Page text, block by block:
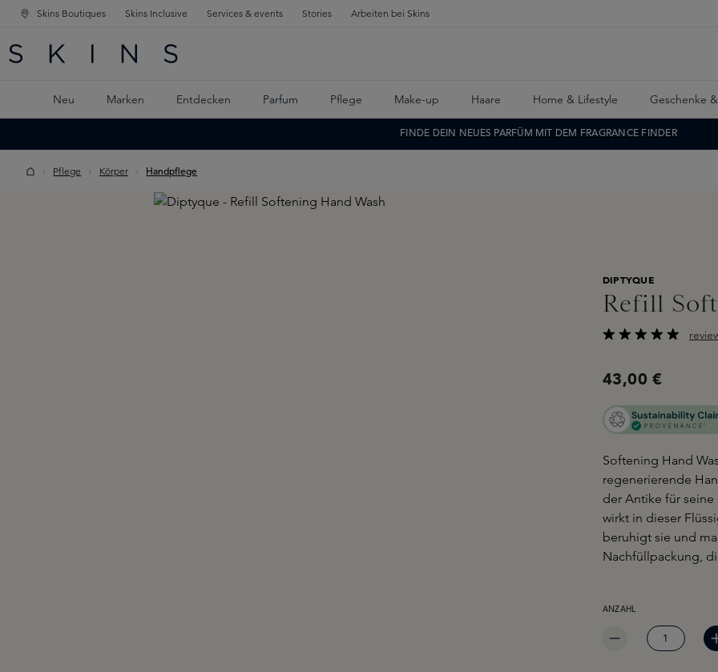
SPRINGEN
SPRINGEN
Skins Boutiques Skins Inclusive Services & events Stories Arbeiten bei Skins
Neu Marken Entdecken Parfum Pflege Make-up Haare Home & Lifestyle Geschenke
FINDE DEIN NEUES PARFÜM MIT DEM FRAGRANCE FINDER
Pflege Körper Handpflege
DIPTYQUE
Refill
43,00 €
Softening Hand
regenerierende
der Antike für seine
wirkt in dieser
beruhigt sie und
Nachfüllpackung,
PRODUKT ANZAHL: GIB
ANZAHL